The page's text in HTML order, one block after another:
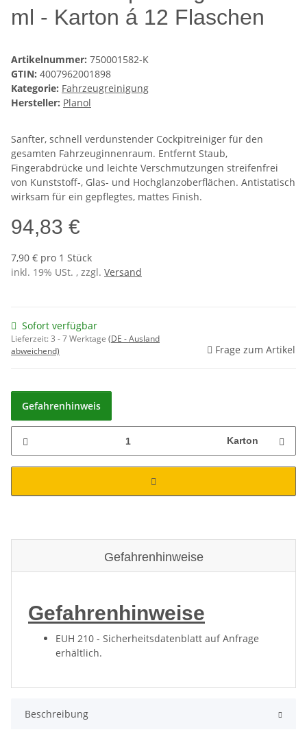
ml - Karton á 12 Flaschen
Artikelnummer: 750001582-K
GTIN: 4007962001898
Kategorie: Fahrzeugreinigung
Hersteller: Planol
Sanfter, schnell verdunstender Cockpitreiniger für den
gesamten Fahrzeuginnenraum. Entfernt Staub,
Fingerabdrücke und leichte Verschmutzungen streifenfrei
von Kunststoff-, Glas- und Hochglanzoberflächen. Antistatisch
wirksam für ein gepflegtes, mattes Finish.
94,83 €
7,90 € pro 1 Stück
inkl. 19% USt. , zzgl. Versand
Sofort verfügbar
Lieferzeit:3 - 7 Werktage (DE - Ausland
abweichend)
Frage zum Artikel
Gefahrenhinweis
Karton
Gefahrenhinweise
Gefahrenhinweise
EUH 210 - Sicherheitsdatenblatt auf Anfrage
erhältlich.
Beschreibung